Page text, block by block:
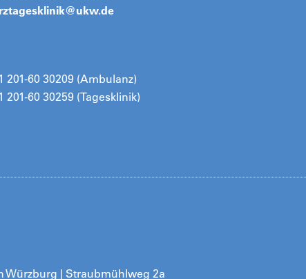
ukw.de
201-60 30209 (Ambulanz)
201-60 30259 (Tagesklinik)
Würzburg | Straubmühlweg 2a